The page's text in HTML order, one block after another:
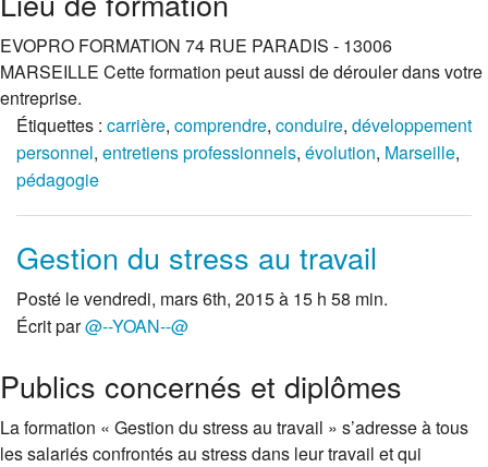
EVOPRO FORMATION 74 RUE PARADIS - 13006
MARSEILLE Cette formation peut aussi de dérouler dans votre
entreprise.
Étiquettes : carrière, comprendre, conduire, développement
personnel, entretiens professionnels, évolution, Marseille,
pédagogie
Gestion du stress au travail
Posté le vendredi, mars 6th, 2015 à 15 h 58 min.
Écrit par@--YOAN--@
Publics concernés et diplômes
La formation « Gestion du stress au travail » s’adresse à tous
les salariés confrontés au stress dans leur travail et qui